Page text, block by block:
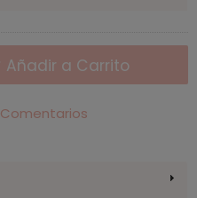
Añadir a Carrito
Comentarios